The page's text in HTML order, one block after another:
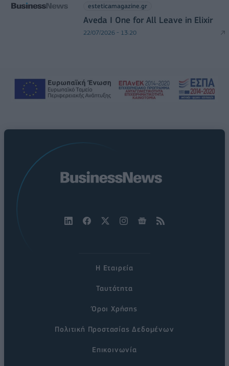
esteticamagazine.gr
Aveda I One for All Leave in Elixir
22/07/2026 - 13:20
Η Εταιρεία
Ταυτότητα
Όροι Χρήσης
Πολιτική Προστασίας Δεδομένων
Επικοινωνία